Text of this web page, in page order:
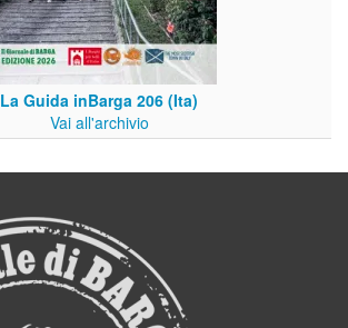
La Guida inBarga 206 (Ita)
Vai all'archivio